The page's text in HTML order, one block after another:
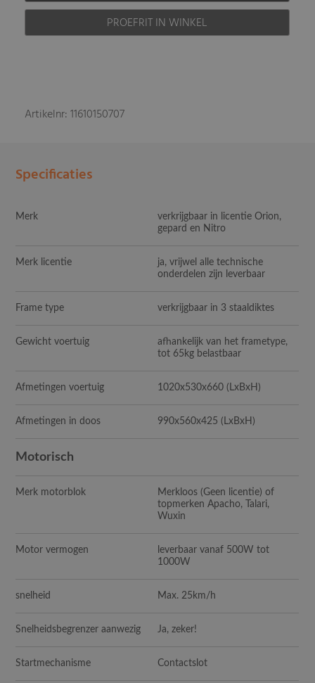
PROEFRIT IN WINKEL
Artikelnr: 11610150707
Specificaties
Merk
verkrijgbaar in licentie Orion,
gepard en Nitro
Merk licentie
ja, vrijwel alle technische
onderdelen zijn leverbaar
Frame type verkrijgbaar in 3 staaldiktes
Gewicht voertuig
afhankelijk van het frametype,
tot 65kg belastbaar
Afmetingen voertuig 1020x530x660 (LxBxH)
Afmetingen in doos 990x560x425 (LxBxH)
Motorisch
Merk motorblok
Merkloos (Geen licentie) of
topmerken Apacho, Talari,
Wuxin
Motor vermogen
leverbaar vanaf 500W tot
1000W
snelheid Max. 25km/h
Snelheidsbegrenzer aanwezig Ja, zeker!
Startmechanisme Contactslot